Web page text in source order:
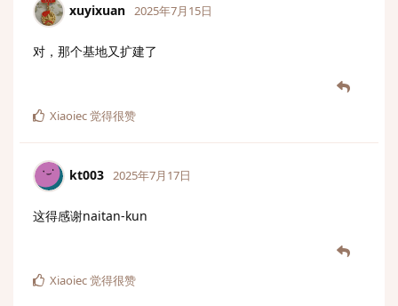
xuyixuan 2025年7月15日
对，那个基地又扩建了
Xiaoiec觉得很赞
kt003 2025年7月17日
这得感谢naitan-kun
Xiaoiec觉得很赞